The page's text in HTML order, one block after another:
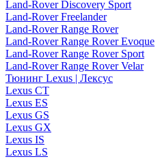
Land-Rover Discovery Sport
Land-Rover Freelander
Land-Rover Range Rover
Land-Rover Range Rover Evoque
Land-Rover Range Rover Sport
Land-Rover Range Rover Velar
Тюнинг Lexus | Лексус
Lexus CT
Lexus ES
Lexus GS
Lexus GX
Lexus IS
Lexus LS